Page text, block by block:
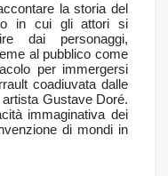
la storia del
in cui gli attori si
dai personaggi,
al pubblico come
per immergersi
coadiuvata dalle
Gustave Doré.
immaginativa dei
di mondi in